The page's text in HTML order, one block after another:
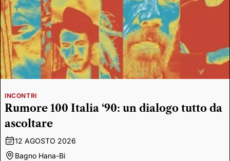
INCONTRI
Rumore 100 Italia ‘90: un dialogo tutto da
ascoltare
12 AGOSTO 2026
Bagno Hana-Bi